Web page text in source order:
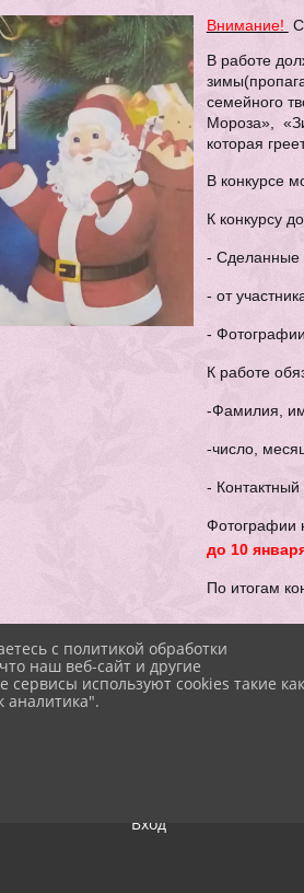
Внимание!
В работе
семейного
Мороза»,
которая
В конкурсе
К конкурсу
- Сделанные
- от
-
К работе
-Фамилия,
-число,
-
Фотографии
до 10
По итогам
Вход
с политикой обработки
наш веб-сайт и другие
используют cookies такие как
аналитика".